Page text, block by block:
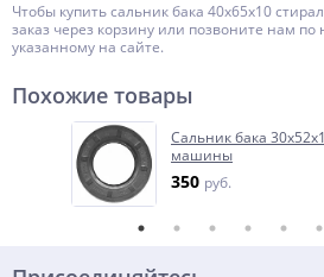
Чтобы купить сальник бака 40x65x10
заказ через корзину или позвоните нам
указанному на сайте.
Похожие товары
Сальник бака
машины
350 руб.